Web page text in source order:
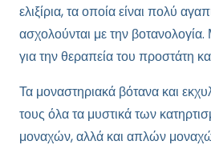
ελιξίρια, τα οποία είναι πολύ
ασχολούνται με την
για την θεραπεία του προστάτη
Τα μοναστηριακά βότανα και
τους όλα τα μυστικά των
μοναχών, αλλά και απλών